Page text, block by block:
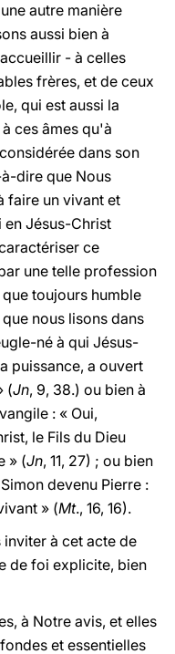
autre manière
aussi bien à
- à celles
frères, et de ceux
qui est aussi la
ces âmes qu'à
dans son
dire que Nous
faire un vivant et
Jésus-Christ
ce
une telle profession
toujours humble
nous lisons dans
né à qui Jésus-
puissance, a ouvert
(Jn, 9, 38.) ou bien à
: « Oui,
le Fils du Dieu
» (Jn, 11, 27) ; ou bien
devenu Pierre :
» (Mt., 16, 16).
à cet acte de
de foi explicite, bien
à Notre avis, et elles
et essentielles